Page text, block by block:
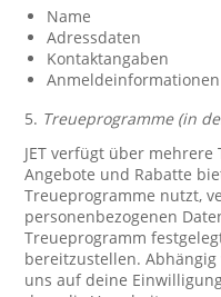
Name
Adressdaten
Kontaktangaben
5. Treueprogramme (in
JET verfügt über
Angebote und Rabatte
Treueprogramme nutzt,
personenbezogenen
Treueprogramm
bereitzustellen.
uns auf deine